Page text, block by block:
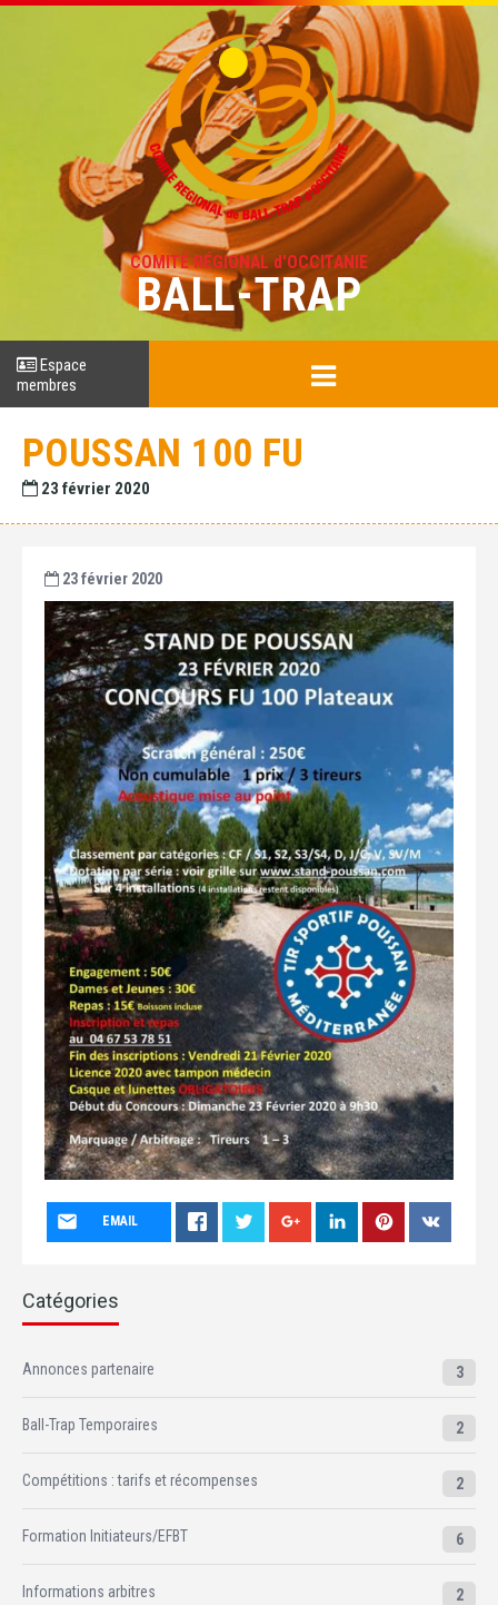
COMITÉ RÉGIONAL d'OCCITANIE
BALL-TRAP
Espace
membres
POUSSAN 100 FU
23 février 2020
23 février 2020
EMAIL
Catégories
Annonces partenaire 3
Ball-Trap Temporaires 2
Compétitions : tarifs et récompenses 2
Formation Initiateurs/EFBT 6
Informations arbitres 2